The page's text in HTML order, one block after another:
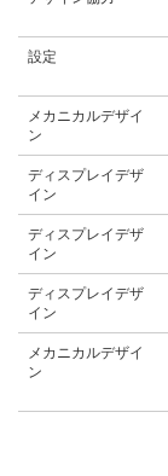
設定
メカニカルデザイ
ン
ディスプレイデザ
イン
ディスプレイデザ
イン
ディスプレイデザ
イン
メカニカルデザイ
ン